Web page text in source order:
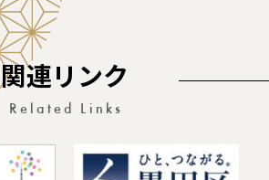
関連リンク
Related Links